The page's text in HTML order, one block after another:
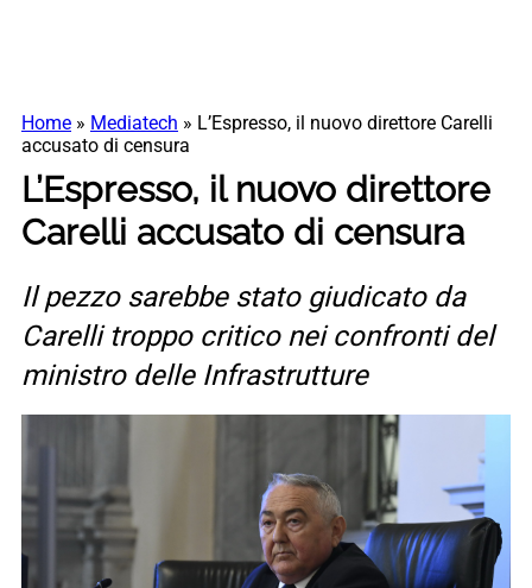
Home » Mediatech » L’Espresso, il nuovo direttore Carelli
accusato di censura
L’Espresso, il nuovo direttore
Carelli accusato di censura
Il pezzo sarebbe stato giudicato da
Carelli troppo critico nei confronti del
ministro delle Infrastrutture